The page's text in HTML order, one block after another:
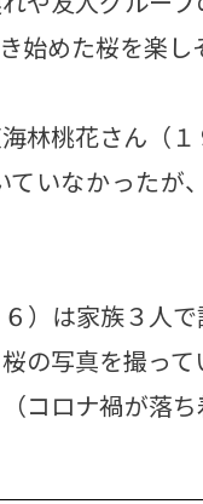
始めた桜を楽し
林桃花さん（
いなかったが
）は家族３人
の写真を撮っ
コロナ禍が落